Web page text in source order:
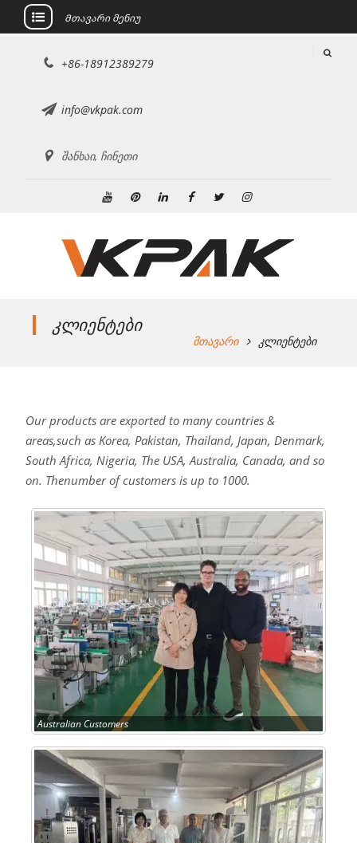
გადასვლა
Მთავარი მენიუ
+86-18912389279
info@vkpak.com
შანხაი, ჩინეთი
კლიენტები
მთავარი კლიენტები
Our products are exported to many countries &
areas,such as Korea, Pakistan, Thailand, Japan, Denmark,
South Africa, Nigeria, The USA, Australia, Canada, and so
on. Thenumber of customers is up to 1000.
Australian Customers